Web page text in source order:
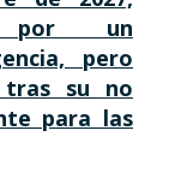
por un
pero
tras su no
para las